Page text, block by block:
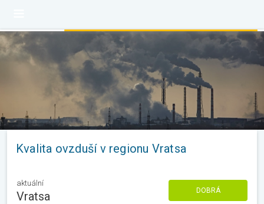
Kvalita ovzduší v regionu Vratsa
aktuální
Vratsa DOBRÁ